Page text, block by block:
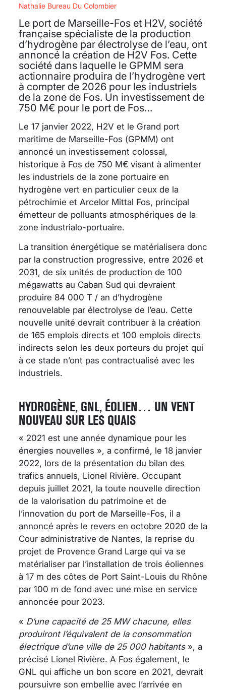
Le port de Marseille-Fos et H2V, société
française spécialiste de la production
d’hydrogène par électrolyse de l’eau, ont
annoncé la création de H2V Fos. Cette
société dans laquelle le GPMM sera
actionnaire produira de l’hydrogène vert
à compter de 2026 pour les industriels
de la zone de Fos. Un investissement de
750 M€ pour le port de Fos…
Nathalie Bureau Du Colombier
Le 17 janvier 2022, H2V et le Grand port
maritime de Marseille-Fos (GPMM) ont
annoncé un investissement colossal,
historique à Fos de 750 M€ visant à alimenter
les industriels de la zone portuaire en
hydrogène vert en particulier ceux de la
pétrochimie et Arcelor Mittal Fos, principal
émetteur de polluants atmosphériques de la
zone industrialo-portuaire.
La transition énergétique se matérialisera donc
par la construction progressive, entre 2026 et
2031, de six unités de production de 100
mégawatts au Caban Sud qui devraient
produire 84 000 T / an d’hydrogène
renouvelable par électrolyse de l’eau. Cette
nouvelle unité devrait contribuer à la création
de 165 emplois directs et 100 emplois directs
indirects selon les deux porteurs du projet qui
à ce stade n’ont pas contractualisé avec les
industriels.
HYDROGÈNE, GNL, ÉOLIEN… UN VENT
NOUVEAU SUR LES QUAIS
« 2021 est une année dynamique pour les
énergies nouvelles », a confirmé, le 18 janvier
2022, lors de la présentation du bilan des
trafics annuels, Lionel Rivière. Occupant
depuis juillet 2021, la toute nouvelle direction
de la valorisation du patrimoine et de
l’innovation du port de Marseille-Fos, il a
annoncé après le revers en octobre 2020 de la
Cour administrative de Nantes, la reprise du
projet de Provence Grand Large qui va se
matérialiser par l’installation de trois éoliennes
à 17 m des côtes de Port Saint-Louis du Rhône
par 100 m de fond avec une mise en service
annoncée pour 2023.
« D’une capacité de 25 MW chacune, elles
produiront l’équivalent de la consommation
électrique d’une ville de 25 000 habitants », a
précisé Lionel Rivière. A Fos également, le
GNL qui affiche un bon score en 2021, devrait
poursuivre son embellie avec l’arrivée en